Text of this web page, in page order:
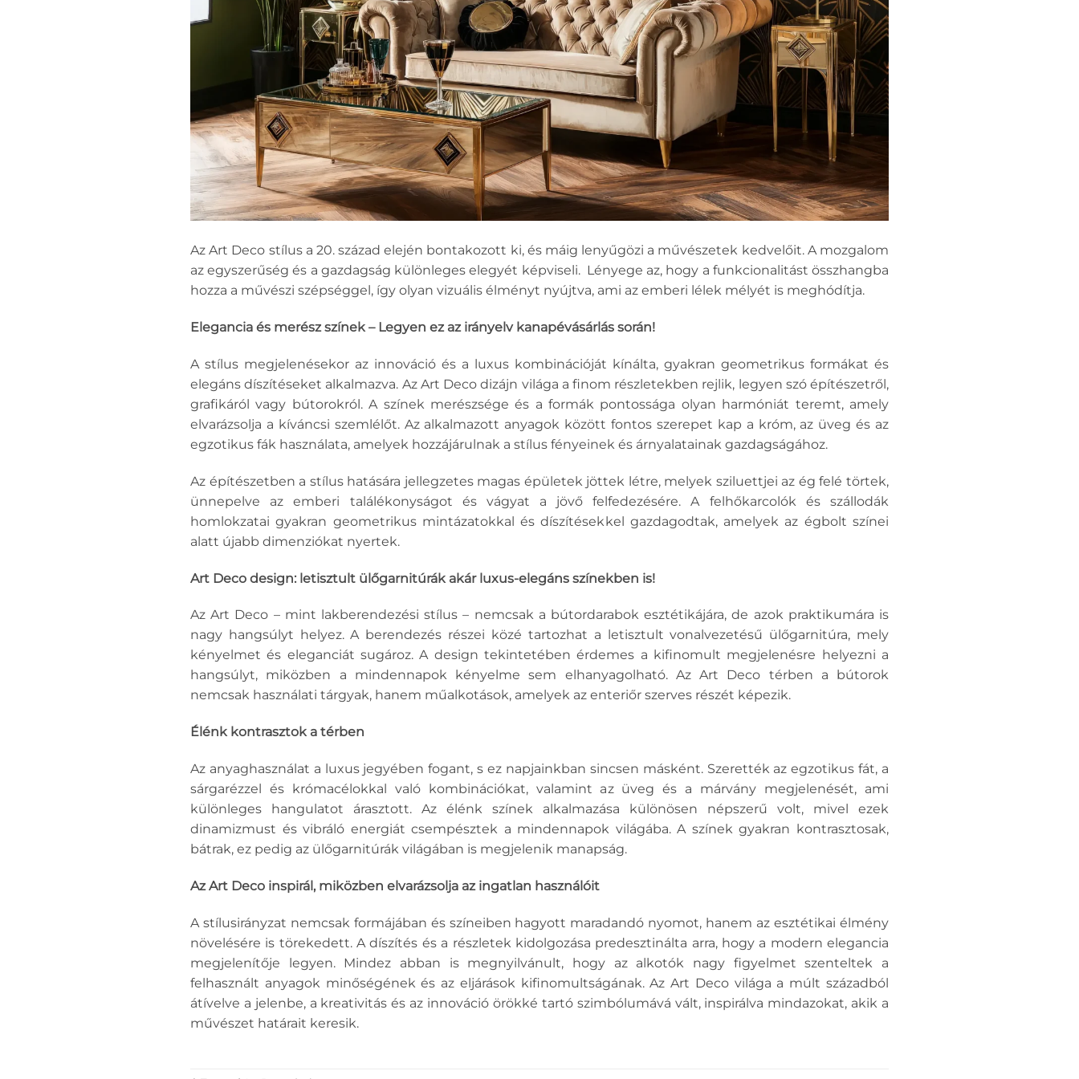
Az Art Deco stílus a 20. század elején bontakozott ki, és máig lenyűgözi a művészetek kedvelőit. A mozgalom
az egyszerűség és a gazdagság különleges elegyét képviseli. Lényege az, hogy a funkcionalitást összhangba
hozza a művészi szépséggel, így olyan vizuális élményt nyújtva, ami az emberi lélek mélyét is meghódítja.
Elegancia és merész színek – Legyen ez az irányelv kanapévásárlás során!
A stílus megjelenésekor az innováció és a luxus kombinációját kínálta, gyakran geometrikus formákat és
elegáns díszítéseket alkalmazva. Az Art Deco dizájn világa a finom részletekben rejlik, legyen szó építészetről,
grafikáról vagy bútorokról. A színek merészsége és a formák pontossága olyan harmóniát teremt, amely
elvarázsolja a kíváncsi szemlélőt. Az alkalmazott anyagok között fontos szerepet kap a króm, az üveg és az
egzotikus fák használata, amelyek hozzájárulnak a stílus fényeinek és árnyalatainak gazdagságához.
Az építészetben a stílus hatására jellegzetes magas épületek jöttek létre, melyek sziluettjei az ég felé törtek,
ünnepelve az emberi találékonyságot és vágyat a jövő felfedezésére. A felhőkarcolók és szállodák
homlokzatai gyakran geometrikus mintázatokkal és díszítésekkel gazdagodtak, amelyek az égbolt színei
alatt újabb dimenziókat nyertek.
Art Deco design: letisztult ülőgarnitúrák akár luxus-elegáns színekben is!
Az Art Deco – mint lakberendezési stílus – nemcsak a bútordarabok esztétikájára, de azok praktikumára is
nagy hangsúlyt helyez. A berendezés részei közé tartozhat a letisztult vonalvezetésű ülőgarnitúra, mely
kényelmet és eleganciát sugároz. A design tekintetében érdemes a kifinomult megjelenésre helyezni a
hangsúlyt, miközben a mindennapok kényelme sem elhanyagolható. Az Art Deco térben a bútorok
nemcsak használati tárgyak, hanem műalkotások, amelyek az enteriőr szerves részét képezik.
Élénk kontrasztok a térben
Az anyaghasználat a luxus jegyében fogant, s ez napjainkban sincsen másként. Szerették az egzotikus fát, a
sárgarézzel és krómacélokkal való kombinációkat, valamint az üveg és a márvány megjelenését, ami
különleges hangulatot árasztott. Az élénk színek alkalmazása különösen népszerű volt, mivel ezek
dinamizmust és vibráló energiát csempésztek a mindennapok világába. A színek gyakran kontrasztosak,
bátrak, ez pedig az ülőgarnitúrák világában is megjelenik manapság.
Az Art Deco inspirál, miközben elvarázsolja az ingatlan használóit
A stílusirányzat nemcsak formájában és színeiben hagyott maradandó nyomot, hanem az esztétikai élmény
növelésére is törekedett. A díszítés és a részletek kidolgozása predesztinálta arra, hogy a modern elegancia
megjelenítője legyen. Mindez abban is megnyilvánult, hogy az alkotók nagy figyelmet szenteltek a
felhasznált anyagok minőségének és az eljárások kifinomultságának. Az Art Deco világa a múlt századból
átívelve a jelenbe, a kreativitás és az innováció örökké tartó szimbólumává vált, inspirálva mindazokat, akik a
művészet határait keresik.